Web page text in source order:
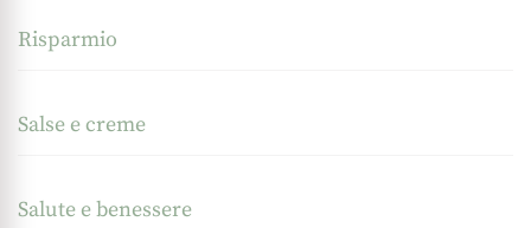
Risparmio
Salse e creme
Salute e benessere